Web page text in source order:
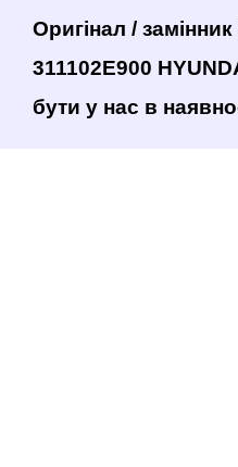
Оригінал /
311102E900
бути у нас в